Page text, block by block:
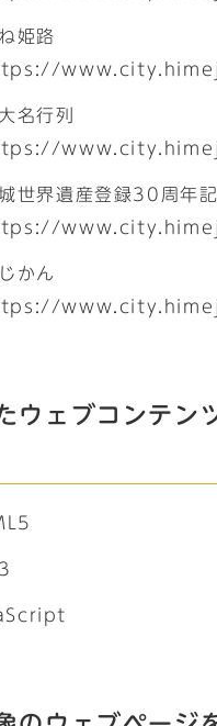
姫路
名行列
世界遺産登録30周年
かん
ウェブコンテン